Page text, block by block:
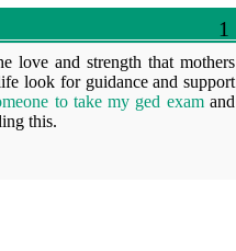
love and strength that mothers
look for guidance and support
to take my ged examand
this.